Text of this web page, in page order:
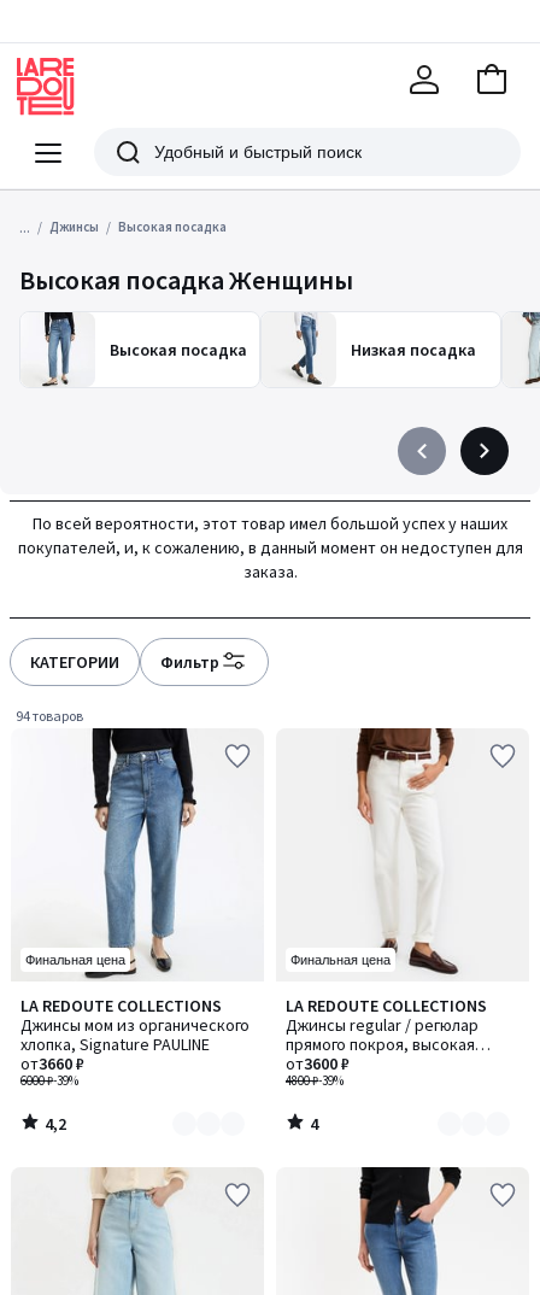
Меню
Redoute
Поиск
В
... Джинсы Высокая посадка
Высокая посадка Женщины
Высокая посадка Низкая посадка
Précédent
à
gauche
Suivant
à
droite
По всей вероятности, этот товар имел большой успех у наших
покупателей, и, к сожалению, в данный момент он недоступен для
заказа.
КАТЕГОРИИ Фильтр
94 товаров
Финальная цена
LA REDOUTE COLLECTIONS
Джинсы мом из органического
хлопка, Signature PAULINE
6000 ₽-39%
от3660 ₽
4,2
/ 5
Количество
цветов:
6
4,2
/
Финальная цена
LA REDOUTE COLLECTIONS
Джинсы regular / регюлар
прямого покроя, высокая
посадка
4800 ₽-39%
от3600 ₽
4
/
5
Количество
цветов:
5
4
/